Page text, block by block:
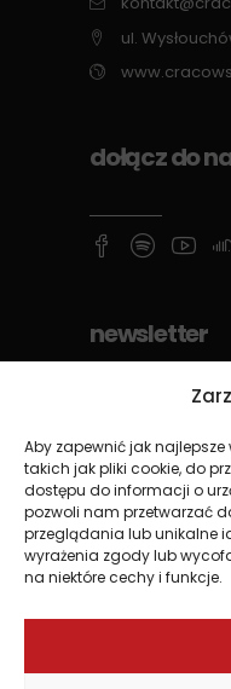
Aby zapewnić jak
takich jak pliki cookie, do
dostępu do informacji o
pozwoli nam przetwarzać
przeglądania lub unikalne
wyrażenia zgody lub
na niektóre cechy i funkcje.
ul.
dołącz do
newsletter